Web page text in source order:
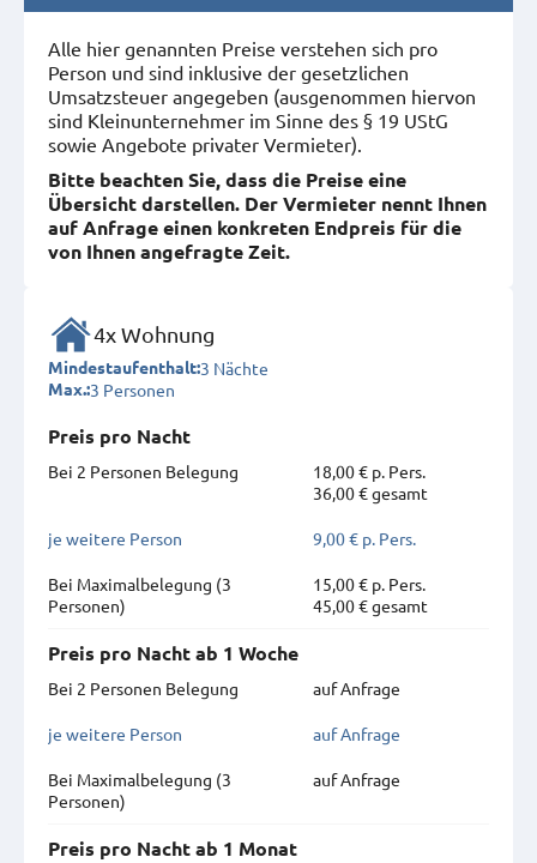
Alle hier genannten Preise verstehen sich pro
Person und sind inklusive der gesetzlichen
Umsatzsteuer angegeben (ausgenommen hiervon
sind Kleinunternehmer im Sinne des § 19 UStG
sowie Angebote privater Vermieter).
Bitte beachten Sie, dass die Preise eine
Übersicht darstellen. Der Vermieter nennt Ihnen
auf Anfrage einen konkreten Endpreis für die
von Ihnen angefragte Zeit.
4x Wohnung
Mindestaufenthalt:3 Nächte
Max.:3 Personen
Preis pro Nacht
Bei 2 Personen Belegung
18,00 € p. Pers.
36,00 € gesamt
je weitere Person 9,00 € p. Pers.
Bei Maximal­belegung (3
Personen)
15,00 € p. Pers.
45,00 € gesamt
Preis pro Nacht ab 1 Woche
Bei 2 Personen Belegung
auf Anfrage
je weitere Person auf Anfrage
Bei Maximal­belegung (3
Personen)
auf Anfrage
Preis pro Nacht ab 1 Monat